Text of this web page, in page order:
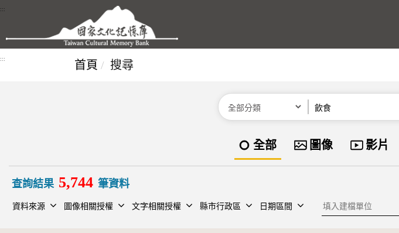
跳到主要內容區塊
:::
::: 首頁 搜尋
分類
全部 圖像 影片
查詢結果 5,744 筆資料
資料來源 圖像相關授權 文字相關授權 縣市行政區 日期區間 建檔單位